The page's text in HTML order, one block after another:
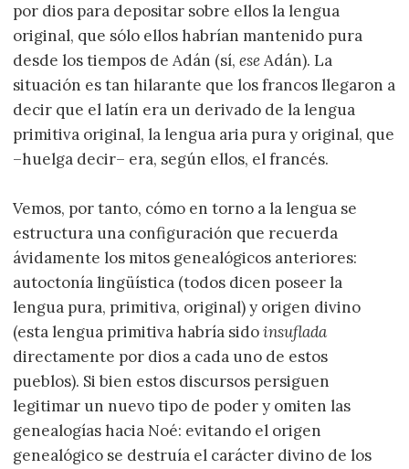
por dios para depositar sobre ellos la lengua
original, que sólo ellos habrían mantenido pura
desde los tiempos de Adán (sí,eseAdán). La
situación es tan hilarante que los francos llegaron a
decir que el latín era un derivado de la lengua
primitiva original, la lengua aria pura y original, que
–huelga decir– era, según ellos, el francés.
Vemos, por tanto, cómo en torno a la lengua se
estructura una configuración que recuerda
ávidamente los mitos genealógicos anteriores:
autoctonía lingüística (todos dicen poseer la
lengua pura, primitiva, original) y origen divino
(esta lengua primitiva habría sidoinsuflada
directamente por dios a cada uno de estos
pueblos). Si bien estos discursos persiguen
legitimar un nuevo tipo de poder y omiten las
genealogías hacia Noé: evitando el origen
genealógico se destruía el carácter divino de los